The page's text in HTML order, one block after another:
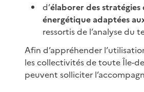
d’élaborer des
énergétique adaptées
ressortis de l’analyse du
Afin d’appréhender
les collectivités de toute Île-
peuvent solliciter